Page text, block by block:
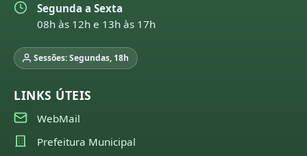
Segunda a Sexta
08h às 12h e 13h às 17h
Sessões: Segundas, 18h
LINKS ÚTEIS
WebMail
Prefeitura Municipal